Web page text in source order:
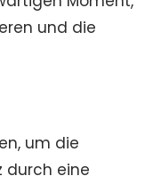
und die
um die
durch eine